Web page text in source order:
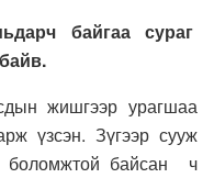
байгаа сураг
жишгээр урагшаа
үзсэн. Зүгээр сууж
боломжтой байсан ч